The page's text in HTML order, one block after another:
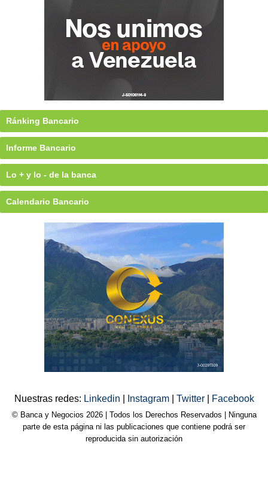
Ránking Bancario
Informe Bancario
Lo + y lo - de la banca
Calendario Bancario
Nuestras redes: Linkedin Instagram Twitter Facebook
© Banca y Negocios 2026 | Todos los Derechos Reservados | Ninguna
parte de esta página ni las publicaciones que contiene podrá ser
reproducida sin autorización